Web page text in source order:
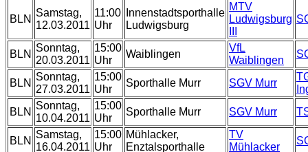
BLN
Samstag,
12.03.2011
11:00
Uhr
Innenstadtsporthalle
Ludwigsburg
MTV
Ludwigsburg
BLN
Sonntag,
20.03.2011
15:00
Uhr
Waiblingen
VfL
Waiblingen
BLN
Sonntag,
27.03.2011
15:00
Uhr
Sporthalle Murr SGV Murr
BLN
Sonntag,
10.04.2011
15:00
Uhr
Sporthalle Murr SGV Murr
BLN
Samstag,
16.04.2011
15:00
Uhr
Mühlacker,
Enztalsporthalle
TV
Mühlacker